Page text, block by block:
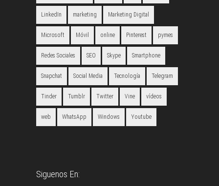
LinkedIn marketing Marketing Digital
Microsoft Móvil online Pinterest pymes
Redes Sociales SEO Skype Smartphone
Snapchat Social Media Tecnología Telegram
Tinder Tumblr Twitter Vine vídeos
web WhatsApp Windows Youtube
Siguenos En: